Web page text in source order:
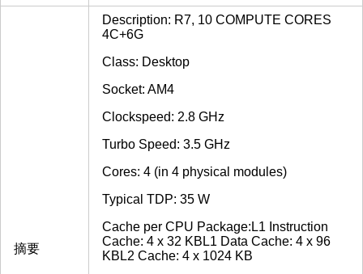
摘要
Description: R7, 10 COMPUTE CORES
4C+6G
Class: Desktop
Socket: AM4
Clockspeed: 2.8 GHz
Turbo Speed: 3.5 GHz
Cores: 4 (in 4 physical modules)
Typical TDP: 35 W
Cache per CPU Package:L1 Instruction
Cache: 4 x 32 KBL1 Data Cache: 4 x 96
KBL2 Cache: 4 x 1024 KB